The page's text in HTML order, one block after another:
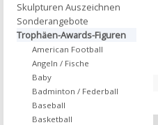
Skulpturen Auszeichnen
Sonderangebote
Trophäen-Awards-Figuren
American Football
Angeln / Fische
Baby
Badminton / Federball
Baseball
Basketball